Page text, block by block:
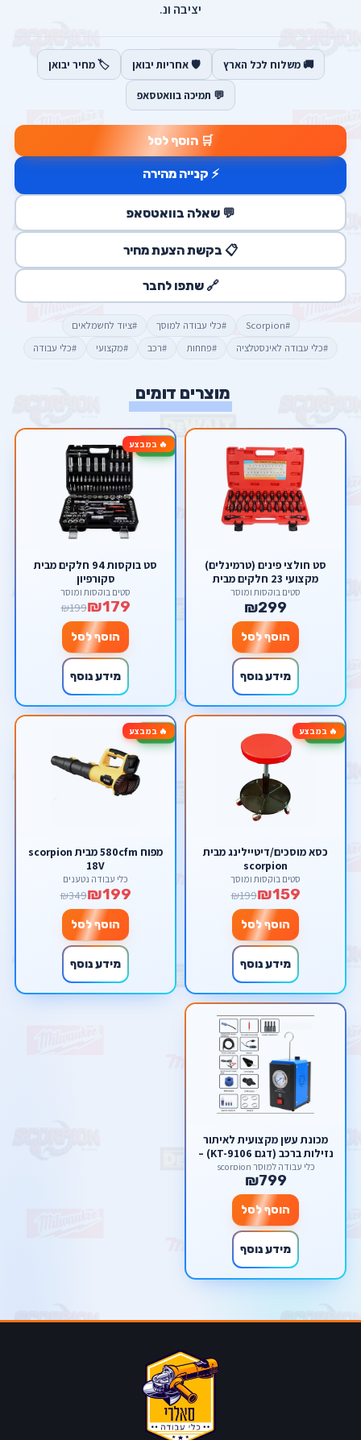
יציבה ונ.
🚚 משלוח לכל הארץ 🛡️ אחריות יבואן 🏷️ מחיר יבואן
💬 תמיכה בוואטסאפ
🛒 הוסף לסל
⚡ קנייה מהירה
💬 שאלה בוואטסאפ
📋 בקשת הצעת מחיר
🔗 שתפו לחבר
#Scorpion #כלי עבודה למוסך
#ציוד לחשמלאים
#כלי עבודה לאינסטלציה
#פחחות #רכב #מקצועי #כלי עבודה
מוצרים דומים
סט חולצי פינים (טרמינלים)
מקצועי 23 חלקים מבית
Scorpion – לשחרור
קונקטורים ללא נזק
סטים בוקסות ומוסך
₪299
הוסף לסל
מידע נוסף
🔥 במבצע-10%
סט בוקסות 94 חלקים מבית
סקורפיון
סטים בוקסות ומוסך
₪179
₪199
הוסף לסל
מידע נוסף
🔥 במבצע-20%
כסא מוסכים/דיטיילינג מבית
scorpion
סטים בוקסות ומוסך
₪159
₪199
הוסף לסל
מידע נוסף
🔥 במבצע-43%
מפוח 580cfm מבית scorpion
18V
כלי עבודה נטענים
₪199
₪349
הוסף לסל
מידע נוסף
מכונת עשן מקצועית לאיתור
נזילות ברכב (דגם KT-9106) –
גלאי דליפות בצנרת, יניקה
כלי עבודה למוסך scorpion
₪799
הוסף לסל
מידע נוסף